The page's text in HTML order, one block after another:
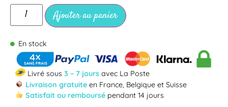
Ajouter au panier
En stock
Livré sous 3 – 7 jours avec La Poste
Livraison gratuite en France, Belgique et Suisse
Satisfait ou remboursé pendant 14 jours